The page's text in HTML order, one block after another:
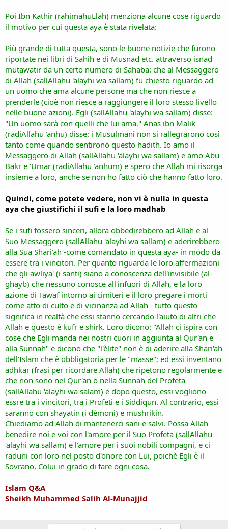
Poi Ibn Kathir (rahimahuLlah) menziona alcune cose riguardo
il motivo per cui questa aya è stata rivelata:
Più grande di tutta questa, sono le buone notizie che furono
riportate nei libri di Sahih e di Musnad etc. attraverso isnad
mutawatir da un certo numero di Sahaba: che al Messaggero
di Allah (sallAllahu 'alayhi wa sallam) fu chiesto riguardo ad
un uomo che ama alcune persone ma che non riesce a
prenderle (cioè non riesce a raggiungere il loro stesso livello
nelle buone azioni). Egli (sallAllahu 'alayhi wa sallam) disse:
"Un uomo sarà con quelli che lui ama." Anas ibn Malik
(radiAllahu 'anhu) disse: i Musulmani non si rallegrarono così
tanto come quando sentirono questo hadith. Io amo il
Messaggero di Allah (sallAllahu 'alayhi wa sallam) e amo Abu
Bakr e 'Umar (radiAllahu 'anhum) e spero che Allah mi risorga
insieme a loro, anche se non ho fatto ciò che hanno fatto loro.
Quindi, come potete vedere, non vi è nulla in questa
aya che giustifichi il sufi e la loro madhab
Se i sufi fossero sinceri, allora obbedirebbero ad Allah e al
Suo Messaggero (sallAllahu 'alayhi wa sallam) e aderirebbero
alla Sua Shari'ah -come comandato in questa aya- in modo da
essere tra i vincitori. Per quanto riguarda le loro affermazioni
che gli awliya' (i santi) siano a conoscenza dell'invisibile (al-
ghayb) che nessuno conosce all'infuori di Allah, e la loro
azione di Tawaf intorno ai cimiteri e il loro pregare i morti
come atto di culto e di vicinanza ad Allah - tutto questo
significa in realtà che essi stanno cercando l'aiuto di altri che
Allah e questo è kufr e shirk. Loro dicono: "Allah ci ispira con
cose che Egli manda nei nostri cuori in aggiunta al Qur'an e
alla Sunnah" e dicono che "l'èlite" non è di aderire alla Shari'ah
dell'Islam che è obbligatoria per le "masse"; ed essi inventano
adhkar (frasi per ricordare Allah) che ripetono regolarmente e
che non sono nel Qur'an o nella Sunnah del Profeta
(sallAllahu 'alayhi wa salam) e dopo questo, essi vogliono
essre tra i vincitori, tra i Profeti e i Siddiqun. Al contrario, essi
saranno con shayatin (i dèmoni) e mushrikin.
Chiediamo ad Allah di mantenerci sani e salvi. Possa Allah
benedire noi e voi con l'amore per il Suo Profeta (sallAllahu
'alayhi wa sallam) e l'amore per i suoi nobili compagni, e ci
raduni con loro nel posto d'onore con Lui, poichè Egli è il
Sovrano, Colui in grado di fare ogni cosa.
Islam Q&A
Sheikh Muhammed Salih Al-Munajjid